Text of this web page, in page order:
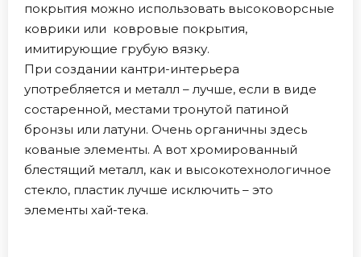
покрытия можно использовать высоковорсные
коврики или ковровые покрытия,
имитирующие грубую вязку.
При создании кантри-интерьера
употребляется и металл – лучше, если в виде
состаренной, местами тронутой патиной
бронзы или латуни. Очень органичны здесь
кованые элементы. А вот хромированный
блестящий металл, как и высокотехнологичное
стекло, пластик лучше исключить – это
элементы хай-тека.